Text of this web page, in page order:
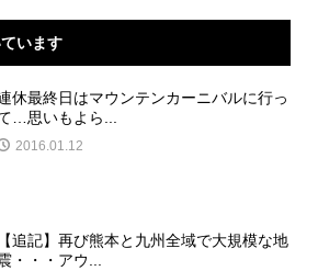
います
休最終日はマウンテンカーニバルに行っ
…思いもよら...
2016.01.12
【追記】再び熊本と九州全域で大規模な地
・・・アウ...